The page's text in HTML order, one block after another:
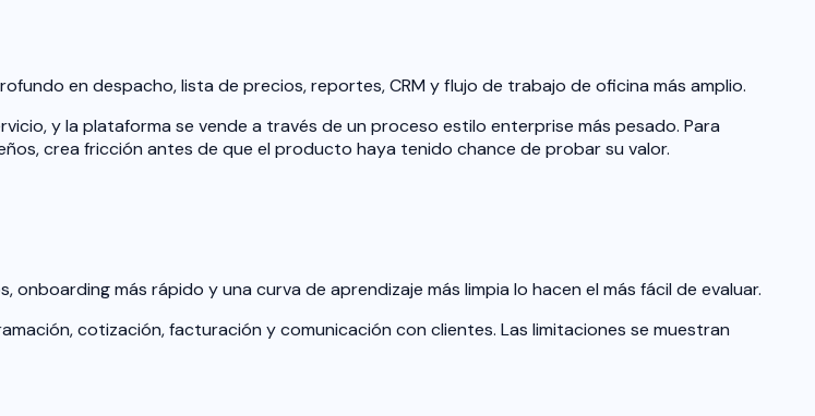
en despacho, lista de precios, reportes, CRM y flujo de trabajo de oficina más amplio.
y la plataforma se vende a través de un proceso estilo enterprise más pesado. Para
crea fricción antes de que el producto haya tenido chance de probar su valor.
más rápido y una curva de aprendizaje más limpia lo hacen el más fácil de evaluar.
cotización, facturación y comunicación con clientes. Las limitaciones se muestran